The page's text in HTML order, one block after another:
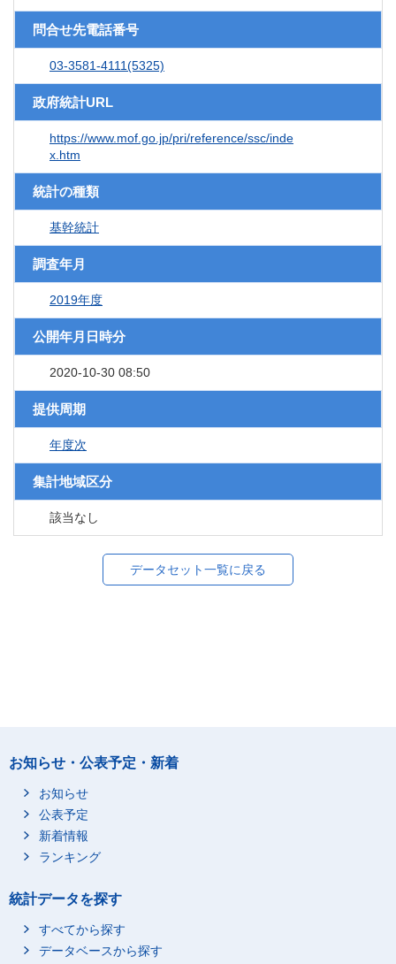
問合せ先電話番号
03-3581-4111(5325)
政府統計URL
https://www.mof.go.jp/pri/reference/ssc/inde
x.htm
統計の種類
基幹統計
調査年月
2019年度
公開年月日時分
2020-10-30 08:50
提供周期
年度次
集計地域区分
該当なし
データセット一覧に戻る
お知らせ・公表予定・新着
お知らせ
公表予定
新着情報
ランキング
統計データを探す
すべてから探す
データベースから探す